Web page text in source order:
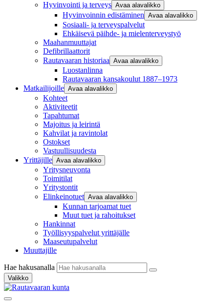
Hyvinvointi ja terveys Avaa alavalikko
Hyvinvoinnin edistäminen Avaa alavalikko
Sosiaali- ja terveyspalvelut
Ehkäisevä päihde- ja mielenterveystyö
Maahanmuuttajat
Defibrillaattorit
Rautavaaran historiaa Avaa alavalikko
Luostanlinna
Rautavaaran kansakoulut 1887–1973
Matkailijoille Avaa alavalikko
Kohteet
Aktiviteetit
Tapahtumat
Majoitus ja leirintä
Kahvilat ja ravintolat
Ostokset
Vastuullisuudesta
Yrittäjille Avaa alavalikko
Yritysneuvonta
Toimitilat
Yritystontit
Elinkeinotuet Avaa alavalikko
Kunnan tarjoamat tuet
Muut tuet ja rahoitukset
Hankinnat
Työllisyyspalvelut yrittäjälle
Maaseutupalvelut
Muuttajille
Hae hakusanalla
Valikko